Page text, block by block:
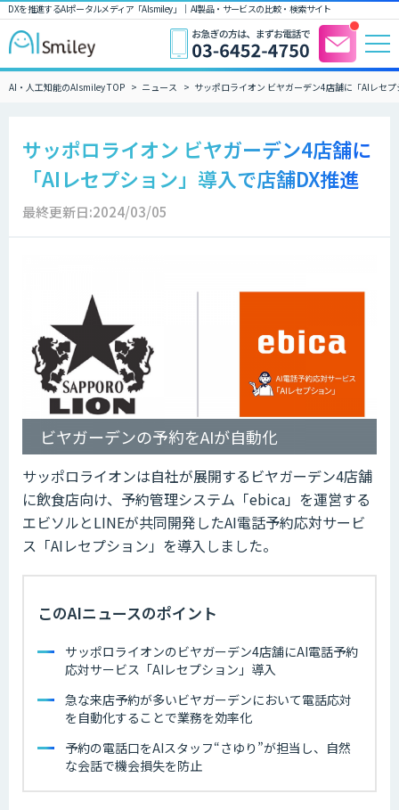
DXを推進するAIポータルメディア「AIsmiley」｜ AI製品・サービスの比較・検索サイト
AI・人工知能のAIsmiley TOP ニュース サッポロライオン ビヤガーデン4店舗に「AIレセ
サッポロライオン ビヤガーデン4店舗に
「AIレセプション」導入で店舗DX推進
最終更新日:2024/03/05
ビヤガーデンの予約をAIが自動化
サッポロライオンは自社が展開するビヤガーデン4店舗
に飲食店向け、予約管理システム「ebica」を運営する
エビソルとLINEが共同開発したAI電話予約応対サービ
ス「AIレセプション」を導入しました。
このAIニュースのポイント
サッポロライオンのビヤガーデン4店舗にAI電話予約
応対サービス「AIレセプション」導入
急な来店予約が多いビヤガーデンにおいて電話応対
を自動化することで業務を効率化
予約の電話口をAIスタッフ“さゆり”が担当し、自然
な会話で機会損失を防止